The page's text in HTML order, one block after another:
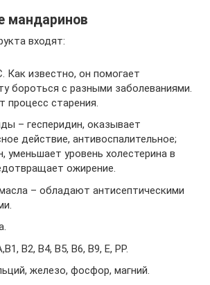
мандаринов
входят:
Как известно, он помогает
бороться с разными заболеваниями.
процесс старения.
– гесперидин, оказывает
действие, антивоспалительное;
уменьшает уровень холестерина в
ожирение.
– обладают антисептическими
В2, В4, В5, В6, В9, Е, РР.
железо, фосфор, магний.